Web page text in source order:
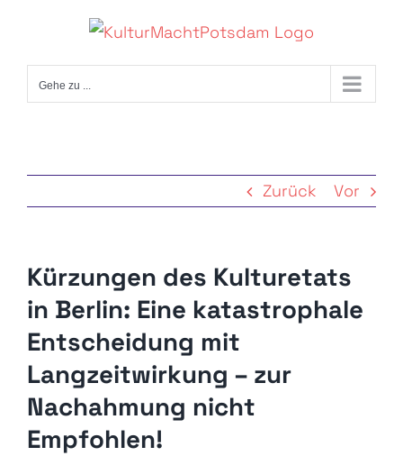
springen
Gehe zu ...
Zurück Vor
Kürzungen des Kulturetats
in Berlin: Eine katastrophale
Entscheidung mit
Langzeitwirkung – zur
Nachahmung nicht
Empfohlen!